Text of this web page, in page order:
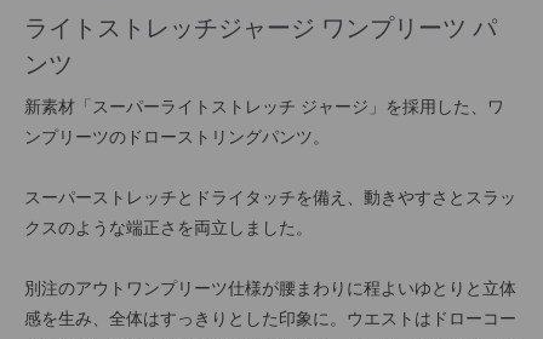
ライトストレッチジャージ ワンプリーツ パ
ンツ
新素材「スーパーライトストレッチ ジャージ」を採用した、ワ
ンプリーツのドローストリングパンツ。
スーパーストレッチとドライタッチを備え、動きやすさとスラッ
クスのような端正さを両立しました。
別注のアウトワンプリーツ仕様が腰まわりに程よいゆとりと立体
感を生み、全体はすっきりとした印象に。ウエストはドローコー